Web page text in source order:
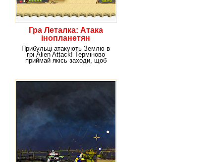
Гра Леталка: Атака
інопланетян
Прибульці атакують Землю в
грі Alien Attack! Терміново
приймай якісь заходи, щоб